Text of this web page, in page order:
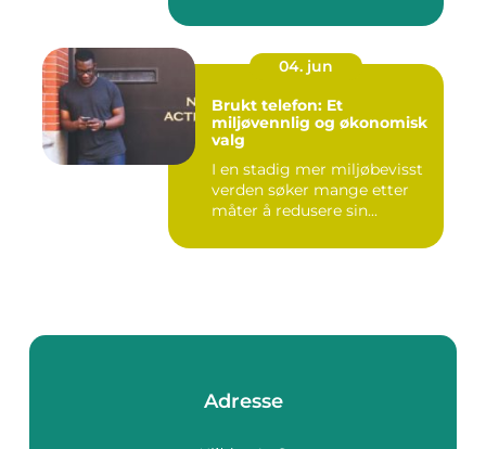
04. jun
Brukt telefon: Et
miljøvennlig og økonomisk
valg
I en stadig mer miljøbevisst
verden søker mange etter
måter å redusere sin...
Adresse